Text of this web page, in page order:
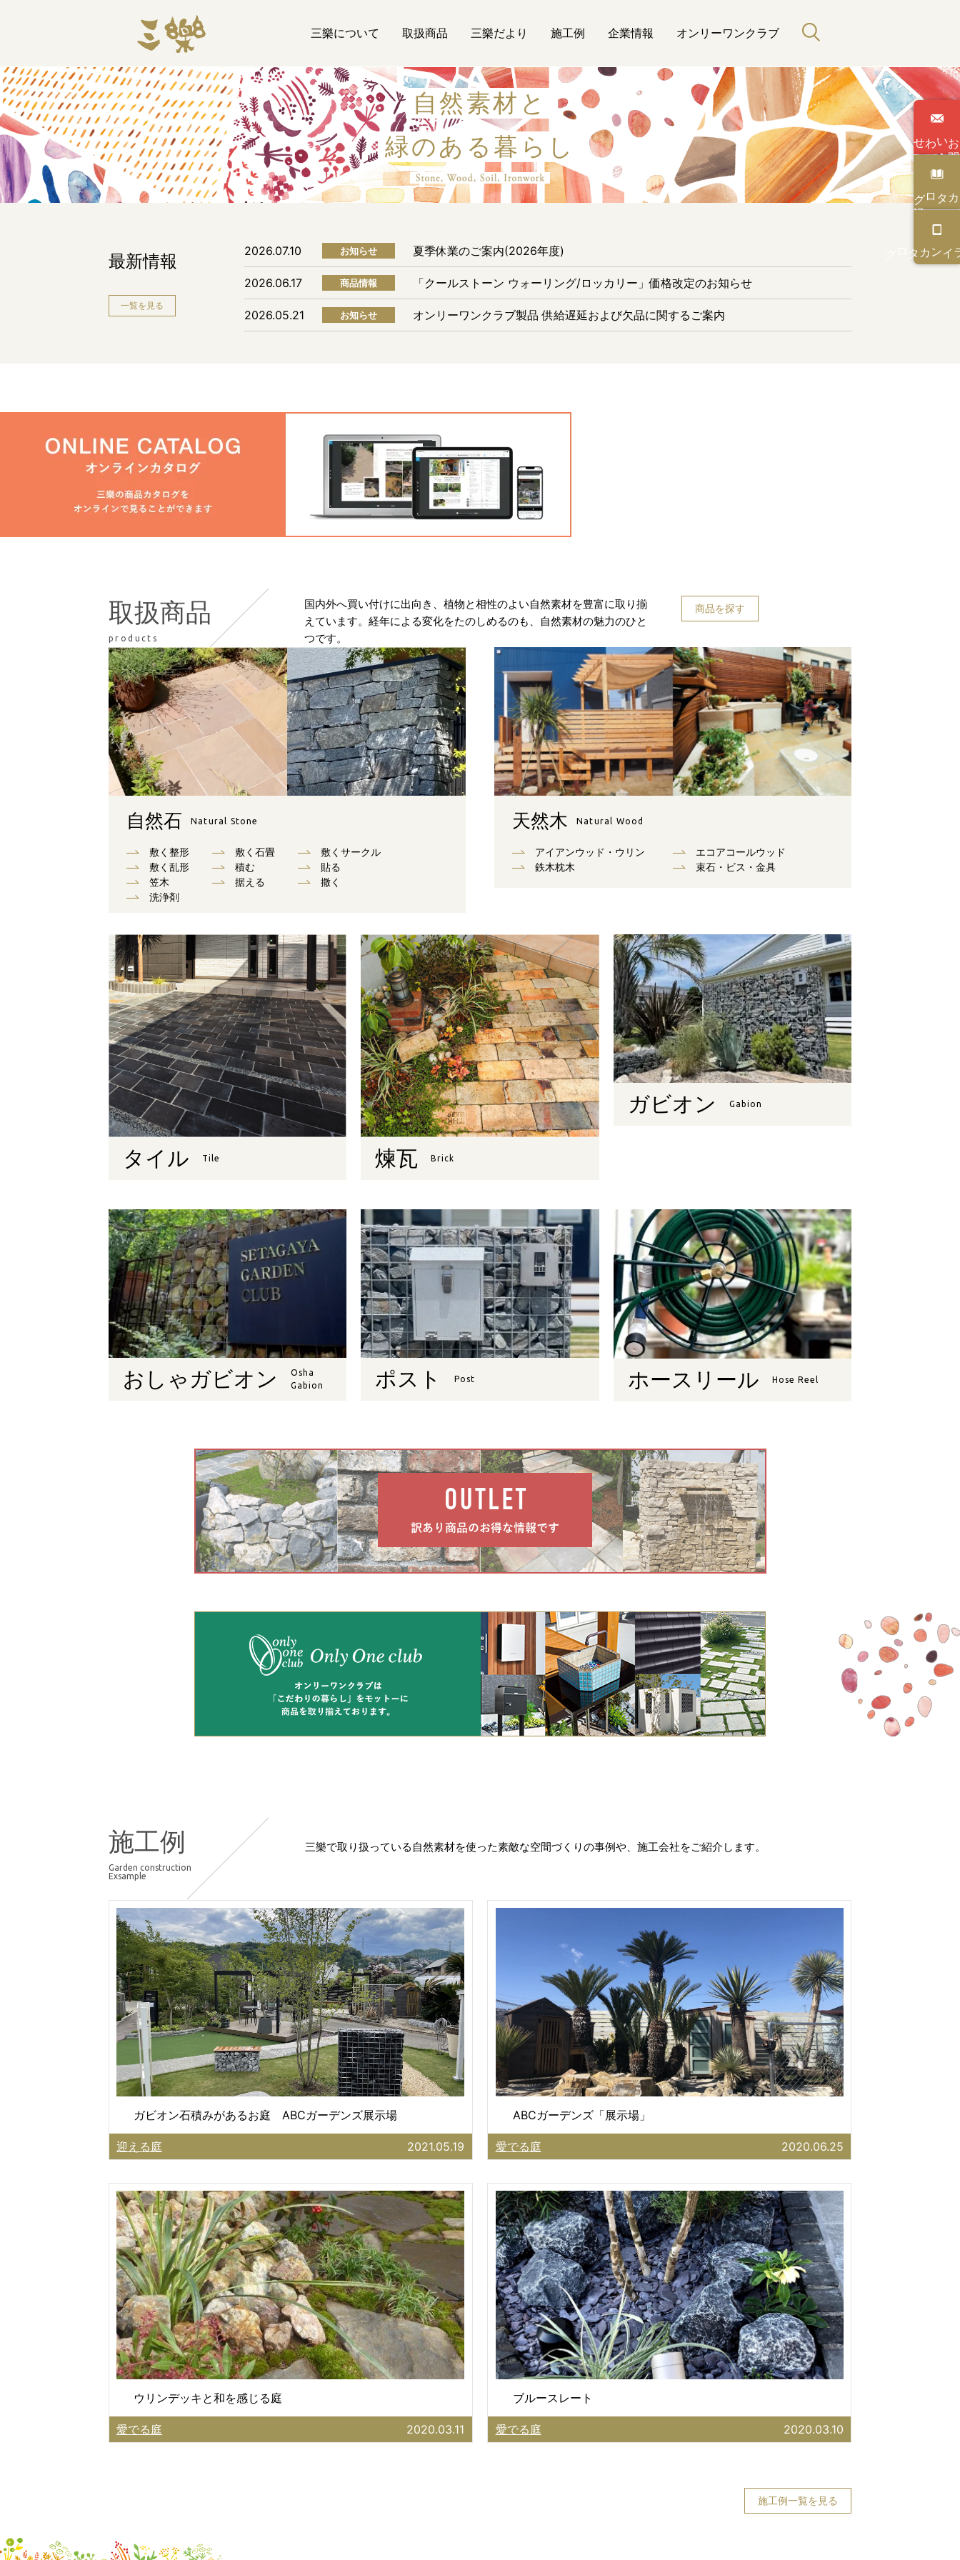
い
わせ
カタログ
オンライン
三樂について 取扱商品 三樂だより 施工例 企業情報 オンリーワンクラブ
自然素材と
緑のある暮らし
最新情報
一覧を見る
2026.07.10 お知らせ 夏季休業のご案内(2026年度)
2026.06.17 商品情報 「クールストーン ウォーリング/ロッカリー」価格改定のお知らせ
2026.05.21 お知らせ オンリーワンクラブ製品 供給遅延および欠品に関するご案内
取扱商品
products
国内外へ買い付けに出向き、植物と相性のよい自然素材を豊富に取り揃
えています。経年による変化をたのしめるのも、自然素材の魅力のひと
つです。
商品を探す
自然石 Natural Stone
敷く整形 敷く石畳
敷くサークル
敷く乱形
積む
貼る
笠木
据える
撒く
洗浄剤
天然木 Natural Wood
アイアンウッド・ウリン
エコアコールウッド
鉄木枕木
束⽯・ビス・⾦具
タイル Tile 煉瓦 Brick
ガビオン Gabion
おしゃガビオン
Osha
Gabion
ポスト Post ホースリール Hose Reel
施工例
Garden construction
Exsample
三樂で取り扱っている自然素材を使った素敵な空間づくりの事例や、施工会社をご紹介します。
ガビオン石積みがあるお庭 ABCガーデンズ展示場
迎える庭 2021.05.19
ABCガーデンズ「展示場」
愛でる庭 2020.06.25
ウリンデッキと和を感じる庭
愛でる庭 2020.03.11
ブルースレート
愛でる庭 2020.03.10
施工例一覧を見る